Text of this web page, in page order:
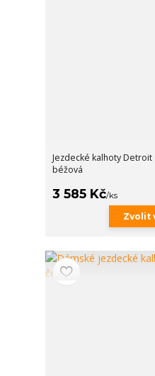
Jezdecké kalhoty
béžová
3 585 Kč/ks
Zvolit